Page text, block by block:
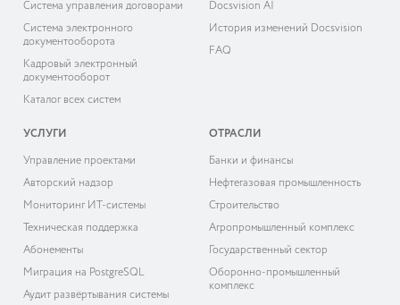
Система управления договорами
Система электронного
документооборота
Кадровый электронный
документооборот
Каталог всех систем
Docsvision AI
История изменений Docsvision
FAQ
УСЛУГИ
Управление проектами
Авторский надзор
Мониторинг ИТ-системы
Техническая поддержка
Абонементы
Миграция на PostgreSQL
Аудит развёртывания системы
ОТРАСЛИ
Банки и финансы
Нефтегазовая промышленность
Строительство
Агропромышленный комплекс
Государственный сектор
Оборонно-промышленный
комплекс